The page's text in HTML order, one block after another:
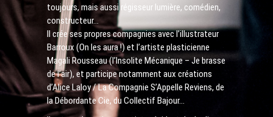
toujours, mais aussi régisseur lumière, comédien,
constructeur…
Il crée ses propres compagnies avec l’illustrateur
Barroux (On les aura !) et l’artiste plasticienne
Magali Rousseau (l’Insolite Mécanique – Je brasse
de l’air), et participe notamment aux créations
d’Alice Laloy / La Compagnie S’Appelle Reviens, de
la Débordante Cie, du Collectif Bajour…